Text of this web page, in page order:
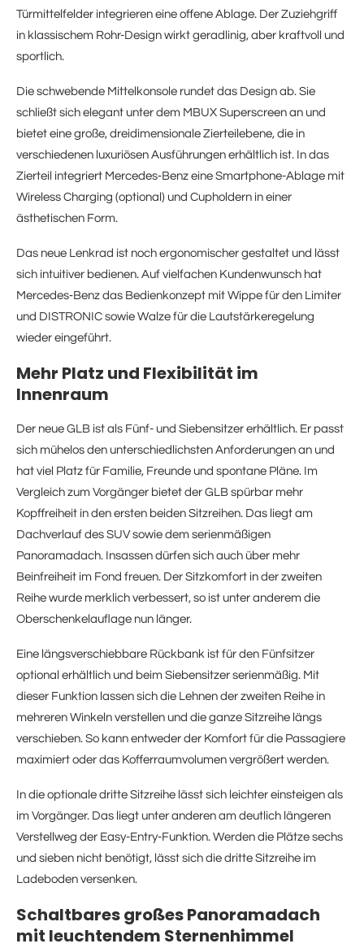
Türmittelfelder integrieren eine offene Ablage. Der Zuziehgriff
in klassischem Rohr-Design wirkt geradlinig, aber kraftvoll und
sportlich.
Die schwebende Mittelkonsole rundet das Design ab. Sie
schließt sich elegant unter dem MBUX Superscreen an und
bietet eine große, dreidimensionale Zierteilebene, die in
verschiedenen luxuriösen Ausführungen erhältlich ist. In das
Zierteil integriert Mercedes‑Benz eine Smartphone-Ablage mit
Wireless Charging (optional) und Cupholdern in einer
ästhetischen Form.
Das neue Lenkrad ist noch ergonomischer gestaltet und lässt
sich intuitiver bedienen. Auf vielfachen Kundenwunsch hat
Mercedes‑Benz das Bedienkonzept mit Wippe für den Limiter
und DISTRONIC sowie Walze für die Lautstärkeregelung
wieder eingeführt.
Mehr Platz und Flexibilität im
Innenraum
Der neue GLB ist als Fünf- und Siebensitzer erhältlich. Er passt
sich mühelos den unterschiedlichsten Anforderungen an und
hat viel Platz für Familie, Freunde und spontane Pläne. Im
Vergleich zum Vorgänger bietet der GLB spürbar mehr
Kopffreiheit in den ersten beiden Sitzreihen. Das liegt am
Dachverlauf des SUV sowie dem serienmäßigen
Panoramadach. Insassen dürfen sich auch über mehr
Beinfreiheit im Fond freuen. Der Sitzkomfort in der zweiten
Reihe wurde merklich verbessert, so ist unter anderem die
Oberschenkelauflage nun länger.
Eine längsverschiebbare Rückbank ist für den Fünfsitzer
optional erhältlich und beim Siebensitzer serienmäßig. Mit
dieser Funktion lassen sich die Lehnen der zweiten Reihe in
mehreren Winkeln verstellen und die ganze Sitzreihe längs
verschieben. So kann entweder der Komfort für die Passagiere
maximiert oder das Kofferraumvolumen vergrößert werden.
In die optionale dritte Sitzreihe lässt sich leichter einsteigen als
im Vorgänger. Das liegt unter anderen am deutlich längeren
Verstellweg der Easy-Entry-Funktion. Werden die Plätze sechs
und sieben nicht benötigt, lässt sich die dritte Sitzreihe im
Ladeboden versenken.
Schaltbares großes Panoramadach
mit leuchtendem Sternenhimmel